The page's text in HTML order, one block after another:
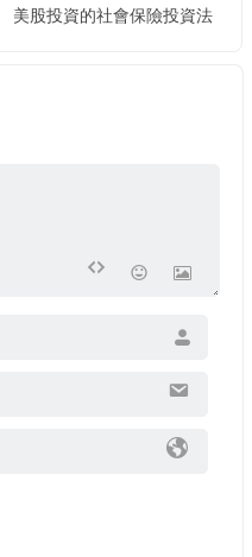
美股投資的社會保險投資法